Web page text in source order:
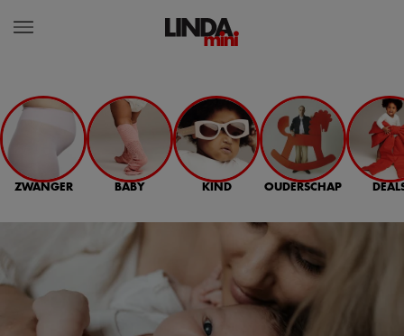
ZWANGER BABY KIND OUDERSCHAP